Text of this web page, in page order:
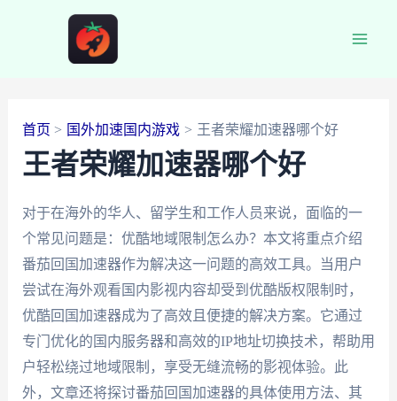
首页 国外加速国内游戏 王者荣耀加速器哪个好
王者荣耀加速器哪个好
对于在海外的华人、留学生和工作人员来说，面临的一
个常见问题是：优酷地域限制怎么办？本文将重点介绍
番茄回国加速器作为解决这一问题的高效工具。当用户
尝试在海外观看国内影视内容却受到优酷版权限制时，
优酷回国加速器成为了高效且便捷的解决方案。它通过
专门优化的国内服务器和高效的IP地址切换技术，帮助用
户轻松绕过地域限制，享受无缝流畅的影视体验。此
外，文章还将探讨番茄回国加速器的具体使用方法、其